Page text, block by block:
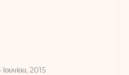
Ιουνίου, 2015